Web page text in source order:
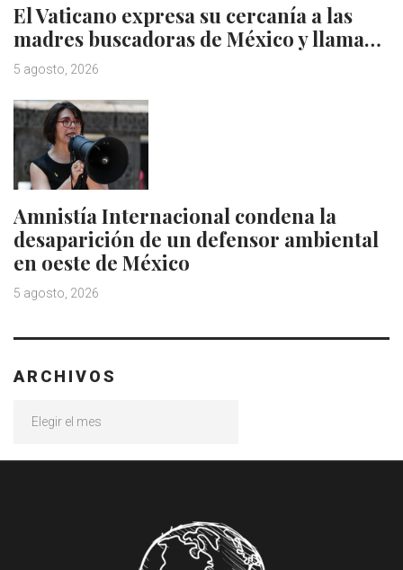
El Vaticano expresa su cercanía a las
madres buscadoras de México y llama…
5 agosto, 2026
Amnistía Internacional condena la
desaparición de un defensor ambiental
en oeste de México
5 agosto, 2026
ARCHIVOS